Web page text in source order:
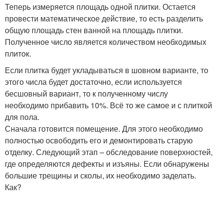
Теперь измеряется площадь одной плитки. Остается
провести математическое действие, то есть разделить
общую площадь стен ванной на площадь плитки.
Полученное число является количеством необходимых
плиток.
Если плитка будет укладываться в шовном варианте, то
этого числа будет достаточно, если используется
бесшовный вариант, то к полученному числу
необходимо прибавить 10%. Всё то же самое и с плиткой
для пола.
Сначала готовится помещение. Для этого необходимо
полностью освободить его и демонтировать старую
отделку. Следующий этап – обследование поверхностей,
где определяются дефекты и изъяны. Если обнаружены
большие трещины и сколы, их необходимо заделать.
Как?